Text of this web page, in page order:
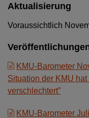
Aktualisierung
Voraussichtlich
KMU-Barometer
Situation der KMU
verschlechtert”
KMU-Barometer